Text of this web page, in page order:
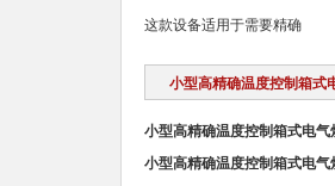
这款设备适用于需要精确
小型高精确温度控制箱式
小型高精确温度控制箱式电气
小型高精确温度控制箱式电气